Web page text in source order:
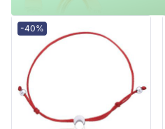
-40%